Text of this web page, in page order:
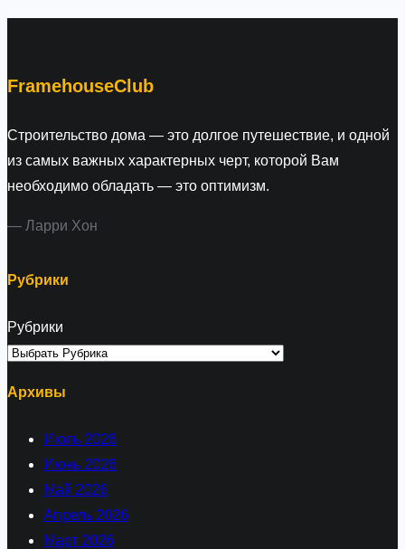
FramehouseClub
Строительство дома — это долгое путешествие, и одной
из самых важных характерных черт, которой Вам
необходимо обладать — это оптимизм.
— Ларри Хон
Рубрики
Рубрики
Архивы
Июль 2026
Июнь 2026
Май 2026
Апрель 2026
Март 2026